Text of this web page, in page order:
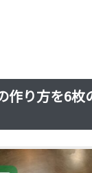
作り方を6枚